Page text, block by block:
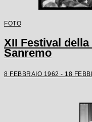
FOTO
XII Festival
Sanremo
8 FEBBRAIO 1962 - 18